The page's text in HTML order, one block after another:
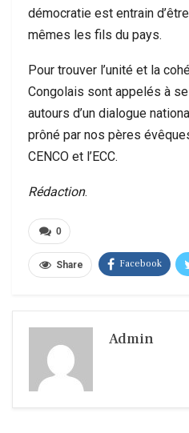
démocratie est entrain
mêmes les fils du pays.
Pour trouver l’unité et la
Congolais sont appelés à
autours d’un dialogue
prôné par nos pères
CENCO et l’ECC.
Rédaction.
0
Share Facebook
Admin